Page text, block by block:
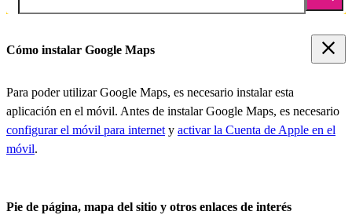
Cómo instalar Google Maps
Para poder utilizar Google Maps, es necesario instalar esta
aplicación en el móvil. Antes de instalar Google Maps, es necesario
configurar el móvil para internet y activar la Cuenta de Apple en el
móvil.
Pie de página, mapa del sitio y otros enlaces de interés